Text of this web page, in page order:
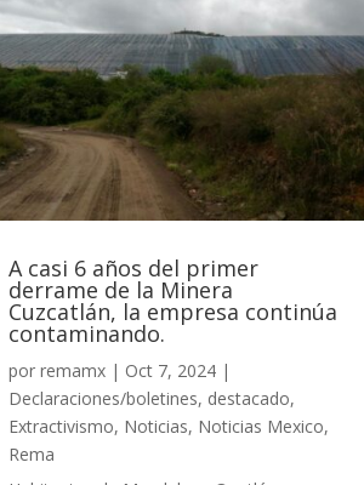
A casi 6 años del primer
derrame de la Minera
Cuzcatlán, la empresa continúa
contaminando.
porremamx | Oct 7, 2024 |
Declaraciones/boletines, destacado,
Extractivismo, Noticias, Noticias Mexico,
Rema